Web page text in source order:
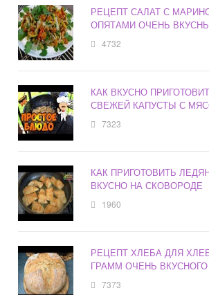
РЕЦЕПТ САЛАТ С
ОПЯТАМИ ОЧЕНЬ
4732
КАК ВКУСНО
СВЕЖЕЙ КАПУСТЫ С
7323
КАК ПРИГОТОВИТЬ
ВКУСНО НА СКОВОРОДЕ
1960
РЕЦЕПТ ХЛЕБА ДЛЯ
ГРАММ ОЧЕНЬ
7373